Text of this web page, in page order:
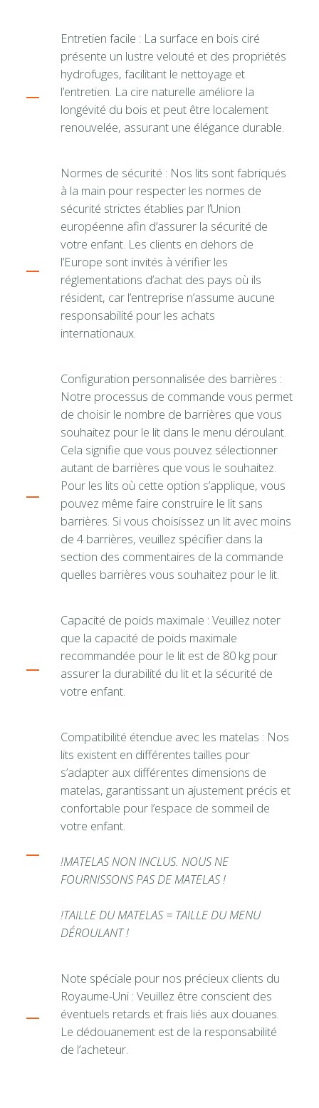
Entretien facile : La surface en bois ciré
présente un lustre velouté et des propriétés
hydrofuges, facilitant le nettoyage et
l’entretien. La cire naturelle améliore la
longévité du bois et peut être localement
renouvelée, assurant une élégance durable.
Normes de sécurité : Nos lits sont fabriqués
à la main pour respecter les normes de
sécurité strictes établies par l’Union
européenne afin d’assurer la sécurité de
votre enfant. Les clients en dehors de
l’Europe sont invités à vérifier les
réglementations d’achat des pays où ils
résident, car l’entreprise n’assume aucune
responsabilité pour les achats
internationaux.
Configuration personnalisée des barrières :
Notre processus de commande vous permet
de choisir le nombre de barrières que vous
souhaitez pour le lit dans le menu déroulant.
Cela signifie que vous pouvez sélectionner
autant de barrières que vous le souhaitez.
Pour les lits où cette option s’applique, vous
pouvez même faire construire le lit sans
barrières. Si vous choisissez un lit avec moins
de 4 barrières, veuillez spécifier dans la
section des commentaires de la commande
quelles barrières vous souhaitez pour le lit.
Capacité de poids maximale : Veuillez noter
que la capacité de poids maximale
recommandée pour le lit est de 80 kg pour
assurer la durabilité du lit et la sécurité de
votre enfant.
Compatibilité étendue avec les matelas : Nos
lits existent en différentes tailles pour
s’adapter aux différentes dimensions de
matelas, garantissant un ajustement précis et
confortable pour l’espace de sommeil de
votre enfant.
!MATELAS NON INCLUS. NOUS NE
FOURNISSONS PAS DE MATELAS !
!TAILLE DU MATELAS = TAILLE DU MENU
DÉROULANT !
Note spéciale pour nos précieux clients du
Royaume-Uni : Veuillez être conscient des
éventuels retards et frais liés aux douanes.
Le dédouanement est de la responsabilité
de l’acheteur.